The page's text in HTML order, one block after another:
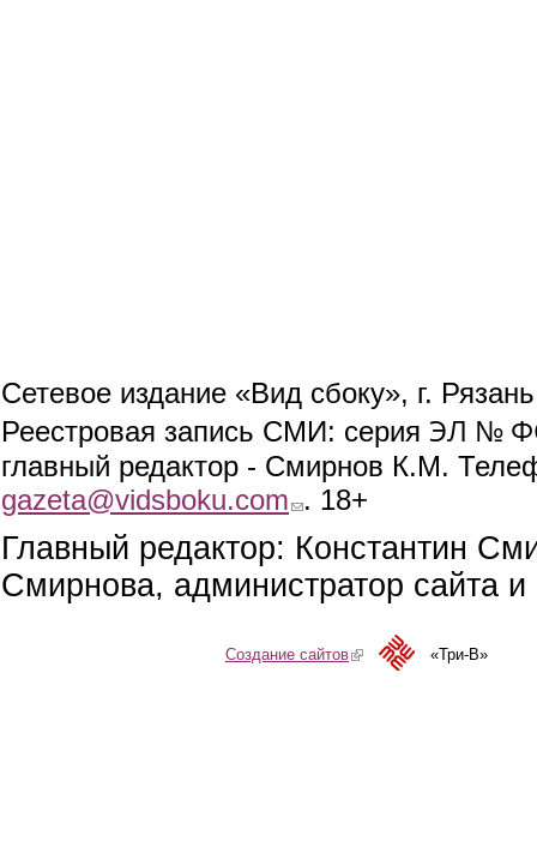
Сетевое издание «Вид сбоку», г.
Реестровая запись СМИ: серия ЭЛ №
главный редактор - Смирнов К.М.
gazeta@vidsboku.com (link sends e-mail)
. 18+
Главный редактор: Константин
Смирнова, администратор сайта
Создание сайтов(link is external)«Три-В»